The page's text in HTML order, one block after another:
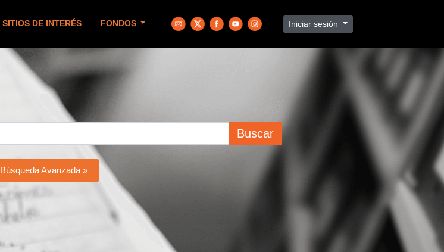
SITIOS DE INTERÉS FONDOS Iniciar sesión
Buscar
Búsqueda Avanzada »